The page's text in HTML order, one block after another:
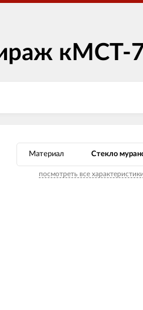
кМСТ-
Материал Стекло
посмотреть все характеристики